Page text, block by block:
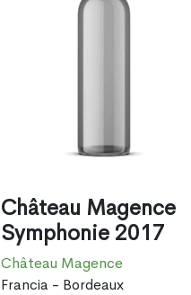
Château Magence
Symphonie 2017
Château Magence
Francia - Bordeaux